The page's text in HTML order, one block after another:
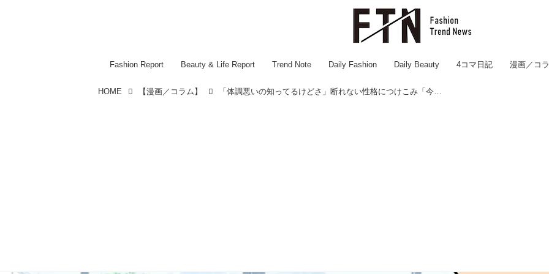
Fashion Report Beauty & Life Report Trend Note Daily Fashion Daily Beauty 4コマ日記 漫画／コ
HOME 【漫画／コラム】